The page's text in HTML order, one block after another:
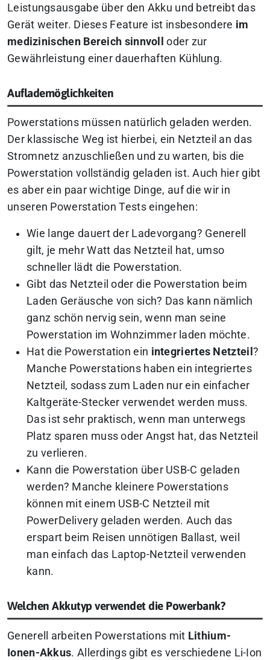
Leistungsausgabe über den Akku und betreibt das
Gerät weiter. Dieses Feature ist insbesondere im
medizinischen Bereich sinnvoll
oder zur
Gewährleistung einer dauerhaften Kühlung.
Auflademöglichkeiten
Powerstations müssen natürlich geladen werden.
Der klassische Weg ist hierbei, ein Netzteil an das
Stromnetz anzuschließen und zu warten, bis die
Powerstation vollständig geladen ist. Auch hier gibt
es aber ein paar wichtige Dinge, auf die wir in
unseren Powerstation Tests eingehen:
Wie lange dauert der Ladevorgang? Generell
gilt, je mehr Watt das Netzteil hat, umso
schneller lädt die Powerstation.
Gibt das Netzteil oder die Powerstation beim
Laden Geräusche von sich? Das kann nämlich
ganz schön nervig sein, wenn man seine
Powerstation im Wohnzimmer laden möchte.
Hat die Powerstation ein integriertes Netzteil ?
Manche Powerstations haben ein integriertes
Netzteil, sodass zum Laden nur ein einfacher
Kaltgeräte-Stecker verwendet werden muss.
Das ist sehr praktisch, wenn man unterwegs
Platz sparen muss oder Angst hat, das Netzteil
zu verlieren.
Kann die Powerstation über USB-C geladen
werden? Manche kleinere Powerstations
können mit einem USB-C Netzteil mit
PowerDelivery geladen werden. Auch das
erspart beim Reisen unnötigen Ballast, weil
man einfach das Laptop-Netzteil verwenden
kann.
Welchen Akkutyp verwendet die Powerbank?
Generell arbeiten Powerstations mit Lithium-
Ionen-Akkus. Allerdings gibt es verschiedene Li-Ion